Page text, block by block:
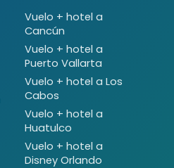
Vuelo + hotel a
Cancún
Vuelo + hotel a
Puerto Vallarta
Vuelo + hotel a Los
Cabos
Vuelo + hotel a
Huatulco
Vuelo + hotel a
Disney Orlando